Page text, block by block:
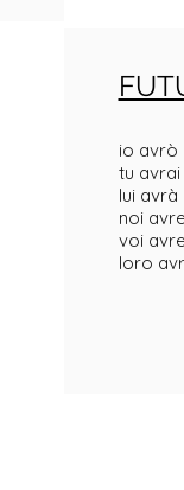
io avrò
tu
lui avrà
noi
voi
loro